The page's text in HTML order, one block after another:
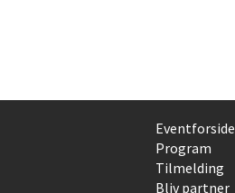
Eventforside
Program
Tilmelding
Bliv partner